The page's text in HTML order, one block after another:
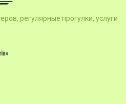
регулярные прогулки, услуги